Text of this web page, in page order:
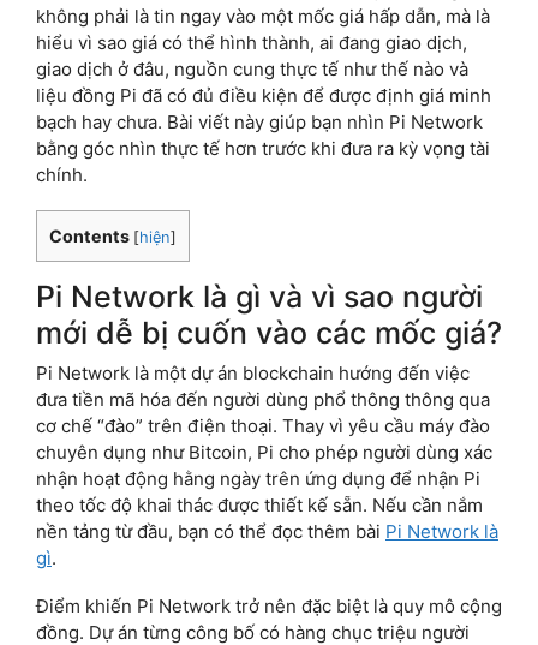
không phải là tin ngay vào một mốc giá hấp dẫn, mà là
hiểu vì sao giá có thể hình thành, ai đang giao dịch,
giao dịch ở đâu, nguồn cung thực tế như thế nào và
liệu đồng Pi đã có đủ điều kiện để được định giá minh
bạch hay chưa. Bài viết này giúp bạn nhìn Pi Network
bằng góc nhìn thực tế hơn trước khi đưa ra kỳ vọng tài
chính.
Contents [hiện]
Pi Network là gì và vì sao người
mới dễ bị cuốn vào các mốc giá?
Pi Network là một dự án blockchain hướng đến việc
đưa tiền mã hóa đến người dùng phổ thông thông qua
cơ chế “đào” trên điện thoại. Thay vì yêu cầu máy đào
chuyên dụng như Bitcoin, Pi cho phép người dùng xác
nhận hoạt động hằng ngày trên ứng dụng để nhận Pi
theo tốc độ khai thác được thiết kế sẵn. Nếu cần nắm
nền tảng từ đầu, bạn có thể đọc thêm bài Pi Network là
gì.
Điểm khiến Pi Network trở nên đặc biệt là quy mô cộng
đồng. Dự án từng công bố có hàng chục triệu người